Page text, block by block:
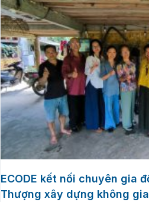
ECODE kết nối chuyên gia
Thượng xây dựng không